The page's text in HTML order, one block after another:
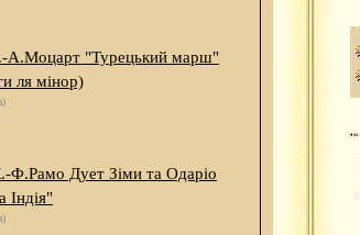
А.Моцарт "Турецький марш"
ля мінор)
Ф.Рамо Дует Зіми та Одаріо
Індія"